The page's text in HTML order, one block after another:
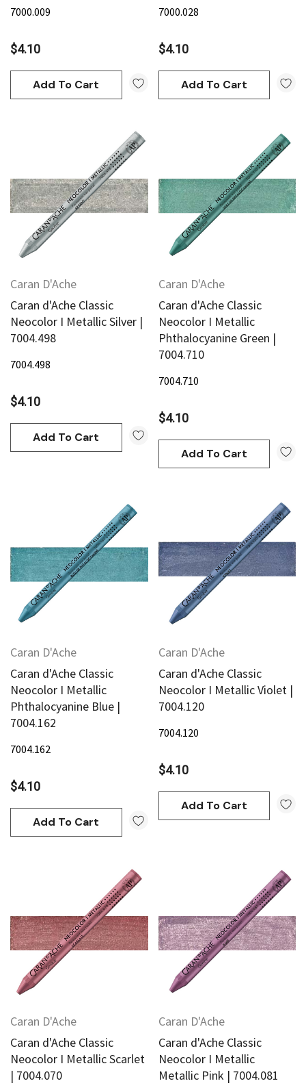
7000.009
$4.10
Add To Cart
7000.028
$4.10
Add To Cart
Caran D'Ache
Caran d'Ache Classic
Neocolor I Metallic Silver |
7004.498
7004.498
$4.10
Add To Cart
Caran D'Ache
Caran d'Ache Classic
Neocolor I Metallic
Phthalocyanine Green |
7004.710
7004.710
$4.10
Add To Cart
Caran D'Ache
Caran d'Ache Classic
Neocolor I Metallic
Phthalocyanine Blue |
7004.162
7004.162
$4.10
Add To Cart
Caran D'Ache
Caran d'Ache Classic
Neocolor I Metallic Violet |
7004.120
7004.120
$4.10
Add To Cart
Caran D'Ache
Caran d'Ache Classic
Neocolor I Metallic Scarlet
| 7004.070
Caran D'Ache
Caran d'Ache Classic
Neocolor I Metallic
Metallic Pink | 7004.081